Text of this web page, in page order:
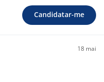
Candidatar-me
18 mai